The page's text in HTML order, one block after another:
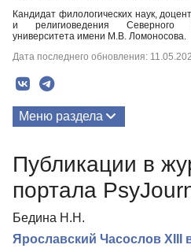
Кандидат филологических наук,
и религиоведения Северного
университета имени М.В. Ломоносова.
Дата последнего обновления:
Меню раздела
Публикации в
портала
Бедина Н.Н.
Ярославский Часослов XIII